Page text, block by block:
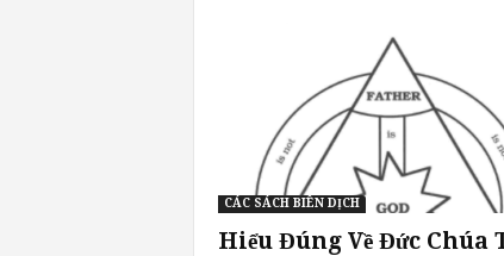
CÁC SÁCH BIÊN DỊCH
Hiểu Đúng Về Đức Chúa